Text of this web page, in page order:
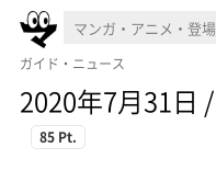
ガイド・ニュース
2020年7月31日
85 Pt.